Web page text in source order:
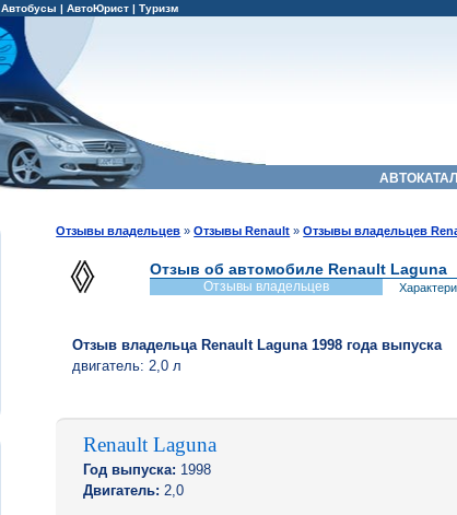
Автобусы | АвтоЮрист | Туризм
Отзывы владельцев »Отзывы Renault »Отзывы владельцев
Отзыв об автомобиле Renault Laguna
Отзывы владельцев
Отзыв владельца Renault Laguna 1998 года выпуска
двигатель:2,0 л
Renault Laguna
Год выпуска: 1998
Двигатель: 2,0